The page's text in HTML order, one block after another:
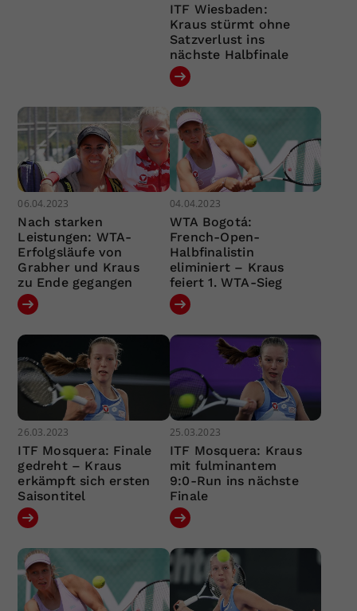
ITF Wiesbaden:
Kraus stürmt ohne
Satzverlust ins
nächste Halbfinale
06.04.2023
Nach starken
Leistungen: WTA-
Erfolgsläufe von
Grabher und Kraus
zu Ende gegangen
04.04.2023
WTA Bogotá:
French-Open-
Halbfinalistin
eliminiert – Kraus
feiert 1. WTA-Sieg
26.03.2023
ITF Mosquera: Finale
gedreht – Kraus
erkämpft sich ersten
Saisontitel
25.03.2023
ITF Mosquera: Kraus
mit fulminantem
9:0-Run ins nächste
Finale